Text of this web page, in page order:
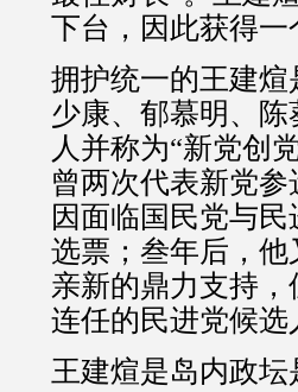
下台，因此获得一
拥护统一的王建煊
少康、郁慕明、
人并称为“新党创
曾两次代表新党
因面临国民党与
选票；叁年后，
亲新的鼎力支持
连任的民进党候选
王建煊是岛内政坛